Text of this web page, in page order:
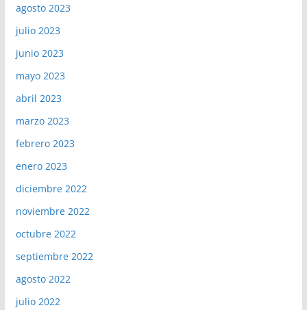
agosto 2023
julio 2023
junio 2023
mayo 2023
abril 2023
marzo 2023
febrero 2023
enero 2023
diciembre 2022
noviembre 2022
octubre 2022
septiembre 2022
agosto 2022
julio 2022